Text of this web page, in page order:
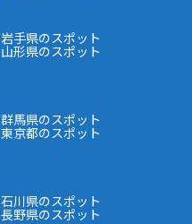
岩手県のスポット
山形県のスポット
群馬県のスポット
東京都のスポット
石川県のスポット
長野県のスポット